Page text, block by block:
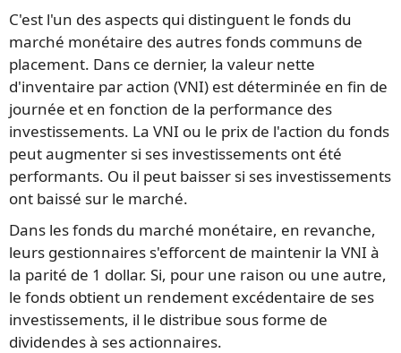
C'est l'un des aspects qui distinguent le fonds du
marché monétaire des autres fonds communs de
placement. Dans ce dernier, la valeur nette
d'inventaire par action (VNI) est déterminée en fin de
journée et en fonction de la performance des
investissements. La VNI ou le prix de l'action du fonds
peut augmenter si ses investissements ont été
performants. Ou il peut baisser si ses investissements
ont baissé sur le marché.
Dans les fonds du marché monétaire, en revanche,
leurs gestionnaires s'efforcent de maintenir la VNI à
la parité de 1 dollar. Si, pour une raison ou une autre,
le fonds obtient un rendement excédentaire de ses
investissements, il le distribue sous forme de
dividendes à ses actionnaires.